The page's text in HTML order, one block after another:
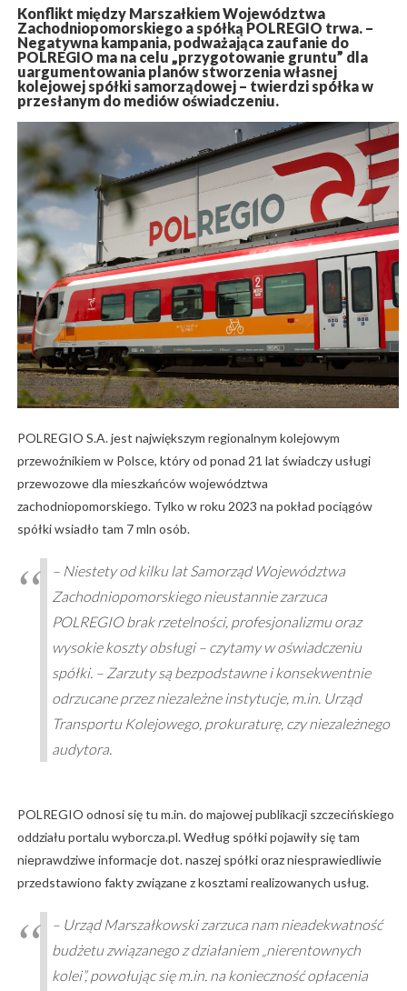
Konflikt między Marszałkiem Województwa
Zachodniopomorskiego a spółką POLREGIO trwa. –
Negatywna kampania, podważająca zaufanie do
POLREGIO ma na celu „przygotowanie gruntu” dla
uargumentowania planów stworzenia własnej
kolejowej spółki samorządowej – twierdzi spółka w
przesłanym do mediów oświadczeniu.
POLREGIO S.A. jest największym regionalnym kolejowym
przewoźnikiem w Polsce, który od ponad 21 lat świadczy usługi
przewozowe dla mieszkańców województwa
zachodniopomorskiego. Tylko w roku 2023 na pokład pociągów
spółki wsiadło tam 7 mln osób.
– Niestety od kilku lat Samorząd Województwa
Zachodniopomorskiego nieustannie zarzuca
POLREGIO brak rzetelności, profesjonalizmu oraz
wysokie koszty obsługi – czytamy w oświadczeniu
spółki. – Zarzuty są bezpodstawne i konsekwentnie
odrzucane przez niezależne instytucje, m.in. Urząd
Transportu Kolejowego, prokuraturę, czy niezależnego
audytora.
POLREGIO odnosi się tu m.in. do majowej publikacji szczecińskiego
oddziału portalu wyborcza.pl. Według spółki pojawiły się tam
nieprawdziwe informacje dot. naszej spółki oraz niesprawiedliwie
przedstawiono fakty związane z kosztami realizowanych usług.
– Urząd Marszałkowski zarzuca nam nieadekwatność
budżetu związanego z działaniem „nierentownych
kolei”, powołując się m.in. na konieczność opłacenia